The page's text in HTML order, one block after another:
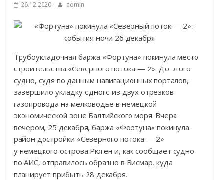
26.12.2020 admin
Трубоукладочная баржа «Фортуна» покинула место
строительства «Северного потока — 2». До этого
судно, судя по данным навигационных порталов,
завершило укладку одного из двух отрезков
газопровода на мелководье в немецкой
экономической зоне Балтийского моря. Вчера
вечером, 25 декабря, баржа «Фортуна» покинула
район достройки «Северного потока — 2»
у немецкого острова Рюген и, как сообщает судно
по АИС, отправилось обратно в Висмар, куда
планирует прибыть 28 декабря.